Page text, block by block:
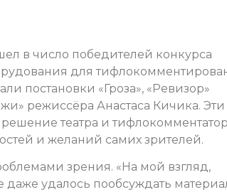
в число победителей конкурса
для
постановки «Гроза», «Ревизор»
режиссёра Анастаса Кичика. Эти
театра и
и желаний самих зрителей.
зрения. «На мой взгляд,
удалось пообсуждать